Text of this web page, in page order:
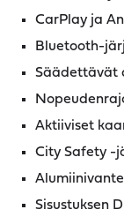
CarPlay ja
Bluetooth-
Säädettävät
Aktiiviset
City Safety -
Sisustuksen